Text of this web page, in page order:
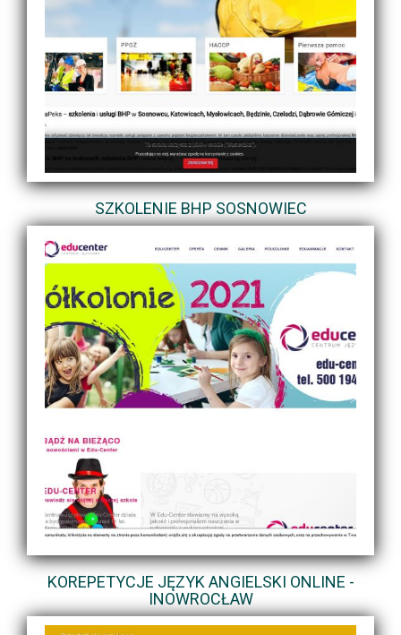
SZKOLENIE BHP SOSNOWIEC
KOREPETYCJE JĘZYK ANGIELSKI ONLINE -
INOWROCŁAW